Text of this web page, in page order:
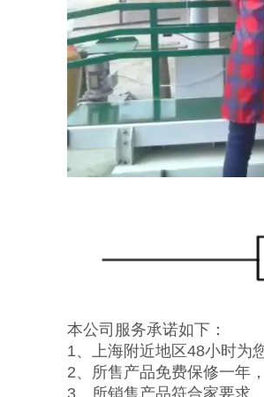
本公司服务承诺如下：
1、上海附近地区48小时为
2、所售产品免费保修一年
3、所销售产品符合家要求